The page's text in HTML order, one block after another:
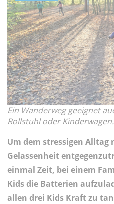
Ein Wanderweg geeignet
Rollstuhl oder Kinderwagen.
Um dem stressigen Alltag
Gelassenheit
einmal Zeit, bei einem
Kids die Batterien
allen drei Kids Kraft zu